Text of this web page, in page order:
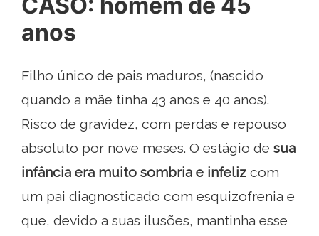
anos
Filho único de pais maduros, (nascido
quando a mãe tinha 43 anos e 40 anos).
Risco de gravidez, com perdas e repouso
absoluto por nove meses. O estágio de sua
infância era muito sombria e infeliz com
um pai diagnosticado com esquizofrenia e
que, devido a suas ilusões, mantinha esse